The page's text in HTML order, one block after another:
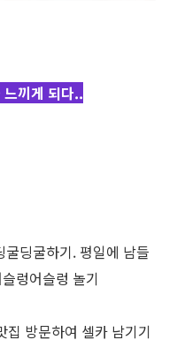
끼게 되다..
딩굴하기. 평일에 남들
렁어슬렁 놀기
방문하여 셀카 남기기